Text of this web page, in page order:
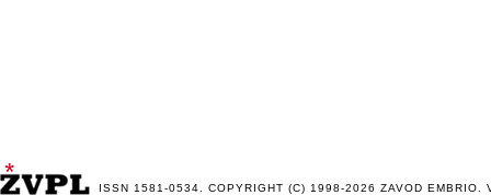
ISSN 1581-0534. COPYRIGHT (C) 1998-2026 ZAVOD EMBRIO .